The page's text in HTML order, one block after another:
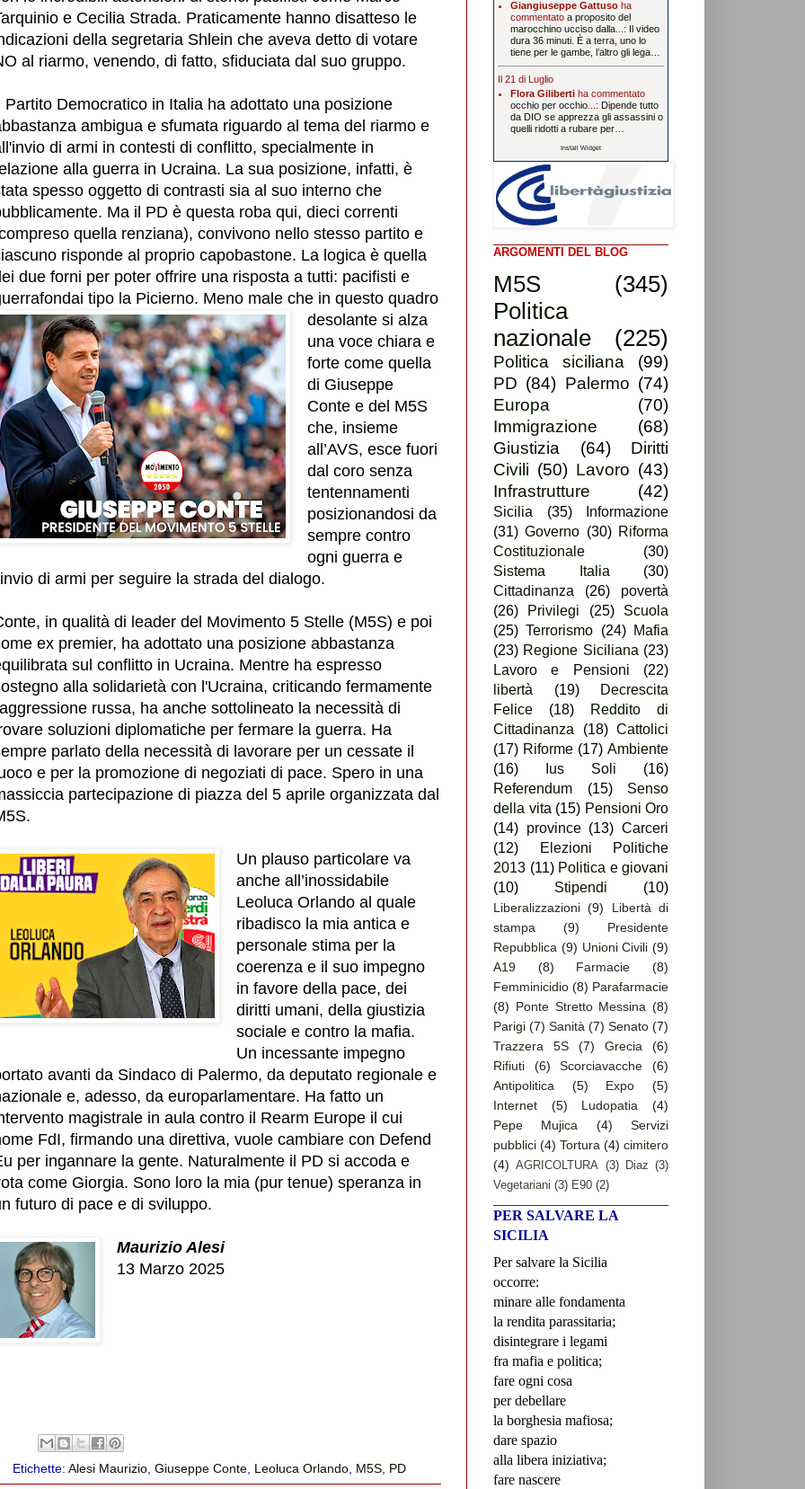
e Cecilia Strada. Praticamente hanno disatteso le
della segretaria Shlein che aveva detto di votare
al riarmo, venendo, di fatto, sfiduciata dal suo gruppo.
Partito Democratico in Italia ha adottato una posizione
ambigua e sfumata riguardo al tema del riarmo e
di armi in contesti di conflitto, specialmente in
alla guerra in Ucraina. La sua posizione, infatti, è
spesso oggetto di contrasti sia al suo interno che
Ma il PD è questa roba qui, dieci correnti
quella renziana), convivono nello stesso partito e
risponde al proprio capobastone. La logica è quella
due forni per poter offrire una risposta a tutti: pacifisti e
tipo la Picierno. Meno male che in questo quadro
desolante si alza
una voce chiara e
forte come quella
di Giuseppe
Conte e del M5S
che, insieme
all’AVS, esce fuori
dal coro senza
tentennamenti
posizionandosi da
sempre contro
ogni guerra e
di armi per seguire la strada del dialogo.
in qualità di leader del Movimento 5 Stelle (M5S) e poi
ex premier, ha adottato una posizione abbastanza
sul conflitto in Ucraina. Mentre ha espresso
alla solidarietà con l'Ucraina, criticando fermamente
russa, ha anche sottolineato la necessità di
soluzioni diplomatiche per fermare la guerra. Ha
parlato della necessità di lavorare per un cessate il
e per la promozione di negoziati di pace. Spero in una
partecipazione di piazza del 5 aprile organizzata dal
Un plauso particolare va
anche all’inossidabile
Leoluca Orlando al quale
ribadisco la mia antica e
personale stima per la
coerenza e il suo impegno
in favore della pace, dei
diritti umani, della giustizia
sociale e contro la mafia.
Un incessante impegno
avanti da Sindaco di Palermo, da deputato regionale e
e, adesso, da europarlamentare. Ha fatto un
magistrale in aula contro il Rearm Europe il cui
FdI, firmando una direttiva, vuole cambiare con Defend
per ingannare la gente. Naturalmente il PD si accoda e
come Giorgia. Sono loro la mia (pur tenue) speranza in
futuro di pace e di sviluppo.
Maurizio Alesi
13 Marzo 2025
Etichette:Alesi Maurizio,Giuseppe Conte, Leoluca Orlando, M5S, PD
Giangiuseppe Gattusoha
commentato a proposito del
marocchino ucciso dalla...: Il video
dura 36 minuti. È a terra, uno lo
tiene per le gambe, l’altro gli lega…
Il 21 di Luglio
Flora Gilibertiha commentato
occhio per occhio...: Dipende tutto
da DIO se apprezza gli assassini o
quelli ridotti a rubare per…
Install Widget
ARGOMENTI DEL BLOG
M5S
(345)
Politica
nazionale
(225)
Politica siciliana
(99)
PD (84) Palermo (74)
Europa
(70)
Immigrazione
(68)
Giustizia
(64)
Diritti
Civili (50) Lavoro (43)
Infrastrutture
(42)
Sicilia (35)
Informazione
(31) Governo (30) Riforma
Costituzionale
(30)
Sistema Italia
(30)
Cittadinanza
(26)
povertà
(26)
Privilegi (25)
Scuola
(25) Terrorismo (24)
Mafia
(23) Regione Siciliana (23)
Lavoro e Pensioni
(22)
libertà
(19)
Decrescita
Felice
(18)
Reddito di
Cittadinanza
(18) Cattolici
(17) Riforme (17) Ambiente
(16)
Ius Soli
(16)
Referendum
(15)
Senso
della vita (15) Pensioni Oro
(14) province (13) Carceri
(12)
Elezioni Politiche
2013 (11) Politica e giovani
(10)
Stipendi (10)
Liberalizzazioni (9)
Libertà di
stampa
(9)
Presidente
Repubblica (9) Unioni Civili (9)
A19
(8) Farmacie
(8)
Femminicidio (8) Parafarmacie
(8) Ponte Stretto Messina (8)
Parigi (7) Sanità (7) Senato (7)
Trazzera 5S
(7) Grecia
(6)
Rifiuti
(6) Scorciavacche
(6)
Antipolitica
(5) Expo
(5)
Internet
(5) Ludopatia
(4)
Pepe Mujica
(4)
Servizi
pubblici (4) Tortura (4) cimitero
(4) AGRICOLTURA (3) Diaz (3)
Vegetariani (3) E90 (2)
PER SALVARE LA
SICILIA
Per salvare la Sicilia
occorre:
minare alle fondamenta
la rendita parassitaria;
disintegrare i legami
fra mafia e politica;
fare ogni cosa
per debellare
la borghesia mafiosa;
dare spazio
alla libera iniziativa;
fare nascere